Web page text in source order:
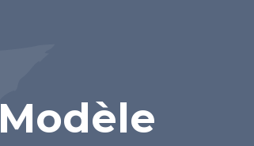
Modèle